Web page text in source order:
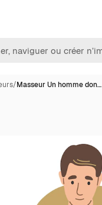
/Masseur Un homme don…